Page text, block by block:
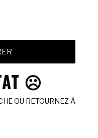
☹️
OU RETOURNEZ À